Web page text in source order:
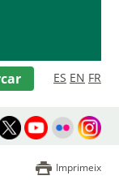
ES EN FR
Imprimeix